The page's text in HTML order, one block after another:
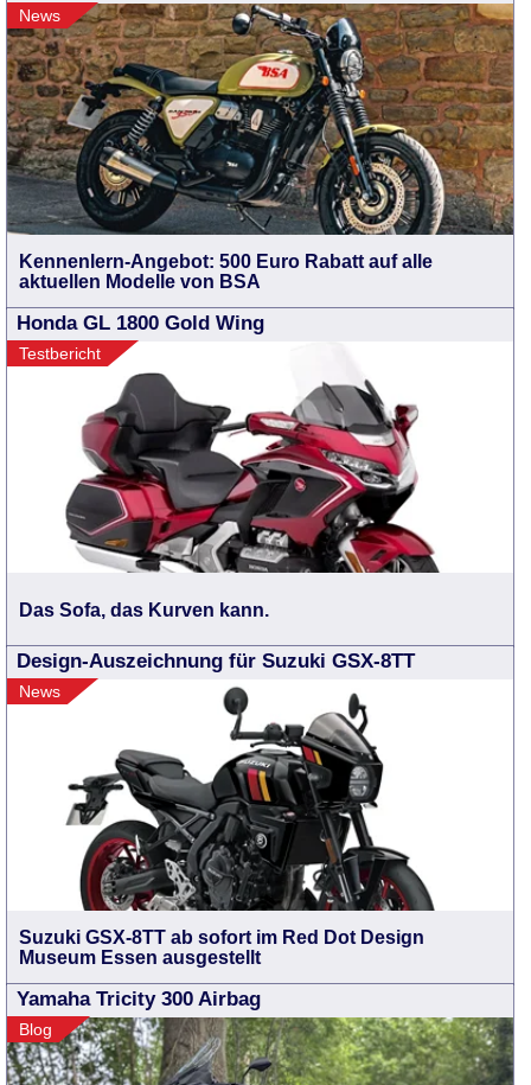
News
Kennenlern-Angebot: 500 Euro Rabatt auf alle
aktuellen Modelle von BSA
Honda GL 1800 Gold Wing
Testbericht
Das Sofa, das Kurven kann.
Design-Auszeichnung für Suzuki GSX-8TT
News
Suzuki GSX-8TT ab sofort im Red Dot Design
Museum Essen ausgestellt
Yamaha Tricity 300 Airbag
Blog